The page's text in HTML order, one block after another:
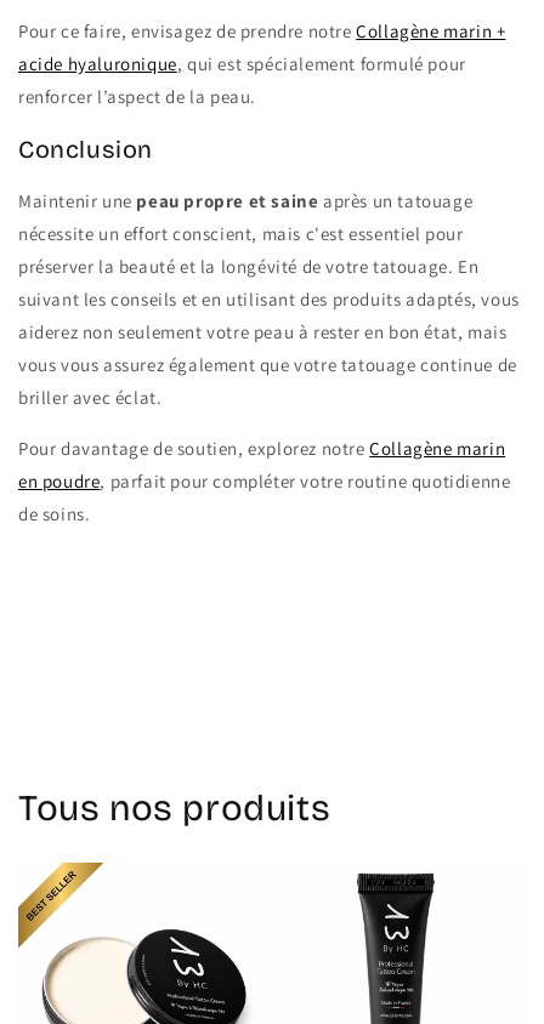
Pour ce faire, envisagez de prendre notreCollagène marin +
acide hyaluronique, qui est spécialement formulé pour
renforcer l’aspect de la peau.
Conclusion
Maintenir une peau propre et saine après un tatouage
nécessite un effort conscient, mais c'est essentiel pour
préserver la beauté et la longévité de votre tatouage. En
suivant les conseils et en utilisant des produits adaptés, vous
aiderez non seulement votre peau à rester en bon état, mais
vous vous assurez également que votre tatouage continue de
briller avec éclat.
Pour davantage de soutien, explorez notreCollagène marin
en poudre, parfait pour compléter votre routine quotidienne
de soins.
Tous nos produits